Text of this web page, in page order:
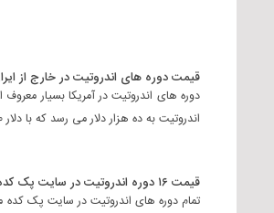
قیمت دوره های اندروتیت در خارج از
دوره های اندروتیت در آمریکا بسیار
اندروتیت به ده هزار دلار می رسد که با دلار ۵۰ هزار تومانی ۵۰۰ میلیون ارزش دارد و این بیانگر محتوای با ارزش و حرفه ای است که اندرو تیت در دوره‌های خود ارائه می دهد.
قیمت ۱۶ دوره اندروتیت در سایت پک کده: